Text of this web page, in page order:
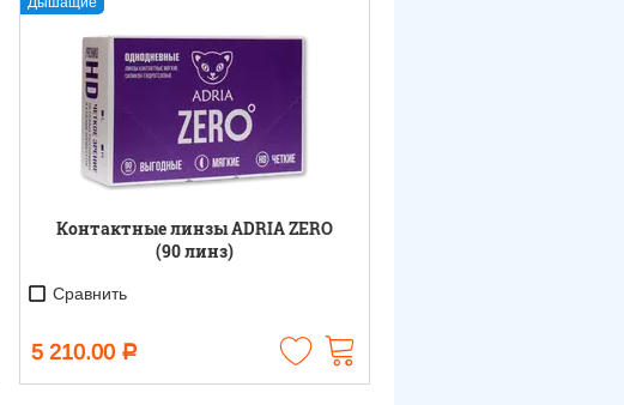
Контактные линзы ADRIA ZERO
(90 линз)
Сравнить
5 210.00 Р